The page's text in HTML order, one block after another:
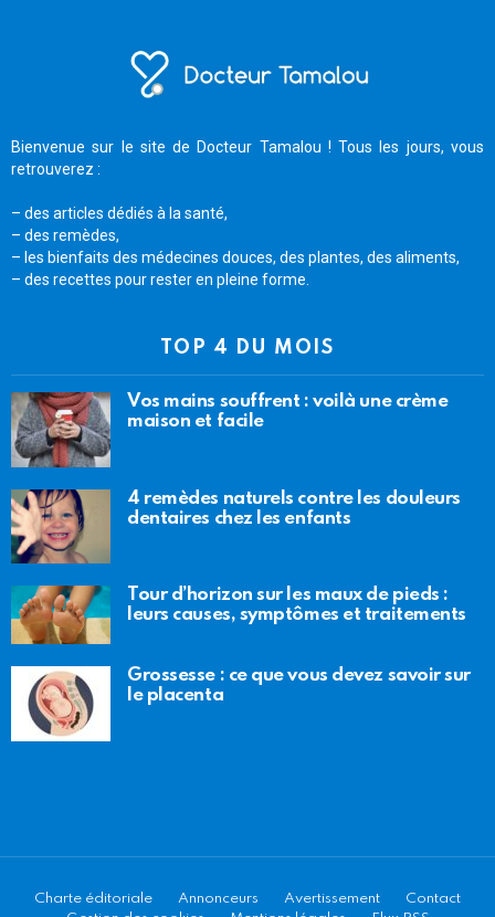
Bienvenue sur le site de Docteur Tamalou ! Tous les jours, vous
retrouverez :
– des articles dédiés à la santé,
– des remèdes,
– les bienfaits des médecines douces, des plantes, des aliments,
– des recettes pour rester en pleine forme.
TOP 4 DU MOIS
Vos mains souffrent : voilà une crème
maison et facile
4 remèdes naturels contre les douleurs
dentaires chez les enfants
Tour d’horizon sur les maux de pieds :
leurs causes, symptômes et traitements
Grossesse : ce que vous devez savoir sur
le placenta
Charte éditoriale Annonceurs Avertissement
Contact